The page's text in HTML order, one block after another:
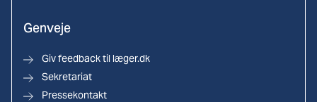
Genveje
Giv feedback til læger.dk
Sekretariat
Pressekontakt